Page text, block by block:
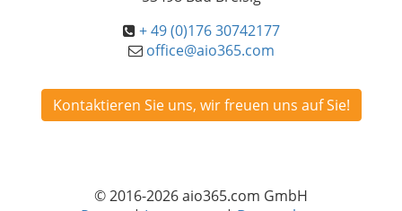
+ 49 (0)176 30742177
office@aio365.com
Kontaktieren Sie uns, wir freuen uns auf Sie!
© 2016-2026 aio365.com GmbH